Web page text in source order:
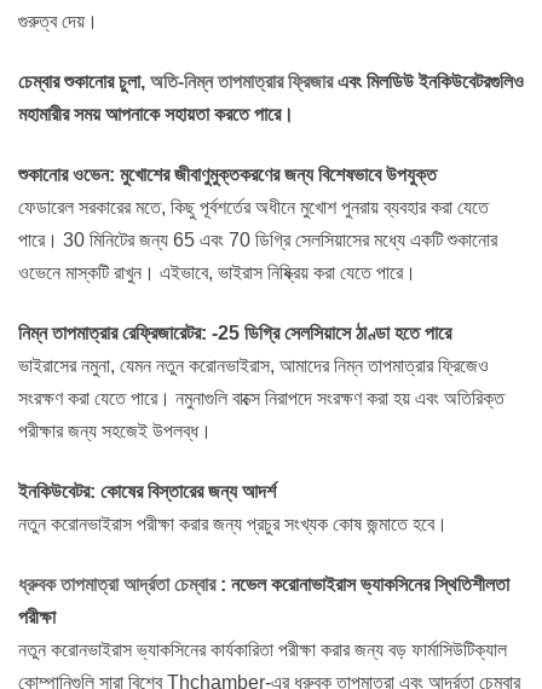
গুরুত্ব দেয়।
চেম্বার শুকানোর চুলা, অতি-নিম্ন তাপমাত্রার ফ্রিজারএবং মিলডিউ ইনকিউবেটরগুলিও
মহামারীর সময় আপনাকে সহায়তা করতে পারে।
শুকানোর ওভেন: মুখোশের জীবাণুমুক্তকরণের জন্য বিশেষভাবে উপযুক্ত
ফেডারেল সরকারের মতে, কিছু পূর্বশর্তের অধীনে মুখোশ পুনরায় ব্যবহার করা যেতে
পারে। 30 মিনিটের জন্য 65 এবং 70 ডিগ্রি সেলসিয়াসের মধ্যে একটি শুকানোর
ওভেনে মাস্কটি রাখুন। এইভাবে, ভাইরাস নিষ্ক্রিয় করা যেতে পারে।
নিম্ন তাপমাত্রার রেফ্রিজারেটর: -25 ডিগ্রি সেলসিয়াসে ঠাণ্ডা হতে পারে
ভাইরাসের নমুনা, যেমন নতুন করোনভাইরাস, আমাদের নিম্ন তাপমাত্রার ফ্রিজেও
সংরক্ষণ করা যেতে পারে। নমুনাগুলি বাক্সে নিরাপদে সংরক্ষণ করা হয় এবং অতিরিক্ত
পরীক্ষার জন্য সহজেই উপলব্ধ।
ইনকিউবেটর: কোষের বিস্তারের জন্য আদর্শ
নতুন করোনভাইরাস পরীক্ষা করার জন্য প্রচুর সংখ্যক কোষ জন্মাতে হবে।
ধ্রুবক তাপমাত্রা আর্দ্রতা চেম্বার : নভেল করোনাভাইরাস ভ্যাকসিনের স্থিতিশীলতা
পরীক্ষা
নতুন করোনভাইরাস ভ্যাকসিনের কার্যকারিতা পরীক্ষা করার জন্য বড় ফার্মাসিউটিক্যাল
কোম্পানিগুলি সারা বিশ্বে Thchamber-এর ধ্রুবক তাপমাত্রা এবং আর্দ্রতা চেম্বার